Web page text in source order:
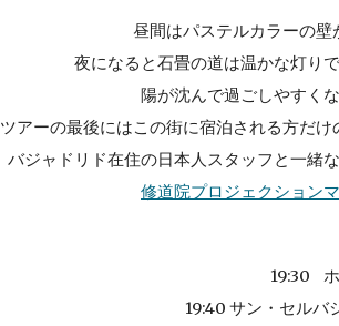
昼間はパステルカラーの壁
夜になると石畳の道は温かな灯り
陽が沈んで過ごしやすく
ツアーの最後にはこの街に宿泊される方だ
バジャドリド在住の日本人スタッフと一緒
修道院プロジェクション
19:30
19:40 サン・セル